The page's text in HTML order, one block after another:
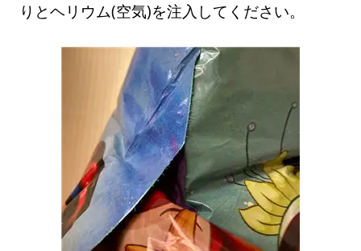
りとヘリウム(空気)を注入してください。